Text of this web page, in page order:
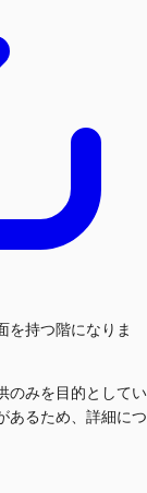
を持つ階になりま
のみを目的としてい
あるため、詳細につ